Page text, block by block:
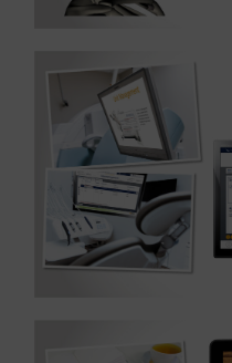
Referenz: UX und
MEHR ERFAHREN ...
MEHR ERFAHREN ...